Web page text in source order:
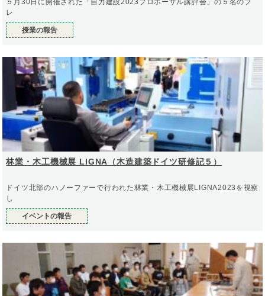
５月30日に開催された「自力建設2023プロポーザル講評会」の５名のプ
レ
授業の報告
林業・木工機械展 LIGNA（木造建築ドイツ研修記５）
ドイツ北部のハノーファーで行われた林業・木工機械展LIGNA2023を視察
し
イベントの報告